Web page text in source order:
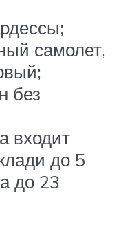
самолет,
без
входит
до 5
до 23